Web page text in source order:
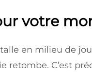
votre
en milieu de
retombe. C’est